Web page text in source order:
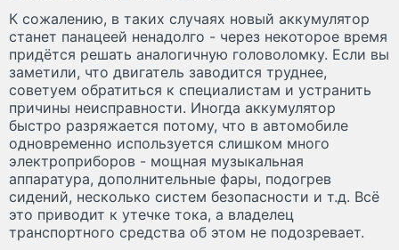
К сожалению, в таких случаях новый аккумулятор
станет панацеей ненадолго - через некоторое время
придётся решать аналогичную головоломку. Если вы
заметили, что двигатель заводится труднее,
советуем обратиться к специалистам и устранить
причины неисправности. Иногда аккумулятор
быстро разряжается потому, что в автомобиле
одновременно используется слишком много
электроприборов - мощная музыкальная
аппаратура, дополнительные фары, подогрев
сидений, несколько систем безопасности и т.д. Всё
это приводит к утечке тока, а владелец
транспортного средства об этом не подозревает.